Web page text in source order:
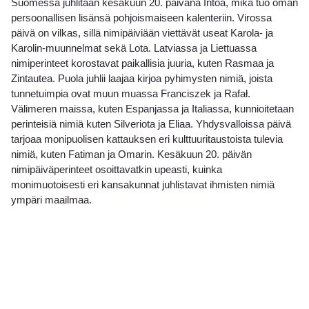
Suomessa juhlitaan kesäkuun 20. päivänä Intoa, mikä tuo oman
persoonallisen lisänsä pohjoismaiseen kalenteriin. Virossa
päivä on vilkas, sillä nimipäiviään viettävät useat Karola- ja
Karolin-muunnelmat sekä Lota. Latviassa ja Liettuassa
nimiperinteet korostavat paikallisia juuria, kuten Rasmaa ja
Zintautea. Puola juhlii laajaa kirjoa pyhimysten nimiä, joista
tunnetuimpia ovat muun muassa Franciszek ja Rafał.
Välimeren maissa, kuten Espanjassa ja Italiassa, kunnioitetaan
perinteisiä nimiä kuten Silveriota ja Eliaa. Yhdysvalloissa päivä
tarjoaa monipuolisen kattauksen eri kulttuuritaustoista tulevia
nimiä, kuten Fatiman ja Omarin. Kesäkuun 20. päivän
nimipäiväperinteet osoittavatkin upeasti, kuinka
monimuotoisesti eri kansakunnat juhlistavat ihmisten nimiä
ympäri maailmaa.